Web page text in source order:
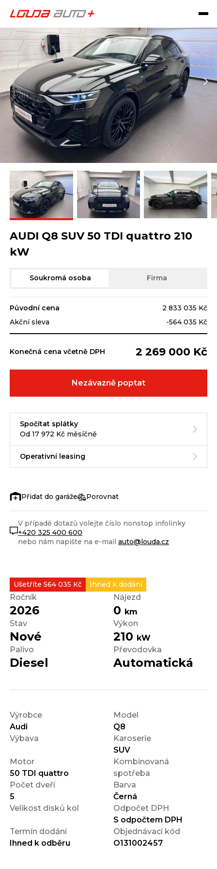
Ušetříte 564 035 Kč Ihned k dodání
Ročník
2026
Nájezd
0 km
Stav
Nové
Výkon
210 kW
Palivo
Diesel
Převodovka
Automatická
Výrobce
Audi
Model
Q8
Výbava
Karoserie
SUV
Motor
50 TDI quattro
Kombinovaná
spotřeba
Počet dveří
5
Barva
Černá
Velikost disků kol
Odpočet DPH
S odpočtem DPH
Termín dodání
Ihned k odběru
Objednávací kód
O131002457
AUDI Q8 SUV 50 TDI quattro 210
kW
Soukromá osoba Firma
Původní cena
2 833 035 Kč
Akční sleva
-564 035 Kč
Konečná cena včetně DPH 2 269 000 Kč
Nezávazně poptat
Spočítat splátky
Od 17 972 Kč měsíčně
Operativní leasing
Porovnat
V případě dotazů volejte číslo nonstop infolinky
+420 325 400 600
nebo nám napište na e-mail auto@louda.cz